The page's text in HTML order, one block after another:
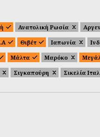
Ανατολική Ρωσία
Θιβέτ Ιαπωνία
Μάλτα Μαρόκο
Σιγκαπούρη Σικελία